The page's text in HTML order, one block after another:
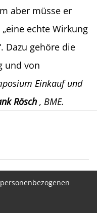
aber müsse er
echte Wirkung
Dazu gehöre die
und von
Einkauf und
Rösch , BME.
AGB